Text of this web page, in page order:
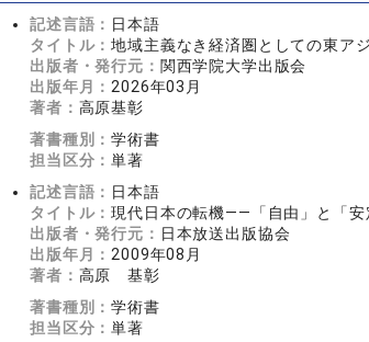
記述言語： 日本語
タイトル：地域主義なき経済圏としての東ア
出版者・発行元： 関西学院大学出版会
出版年月： 2026年03月
著者： 高原基彰
著書種別：学術書
担当区分：単著
記述言語： 日本語
タイトル：現代日本の転機――「自由」と「安
出版者・発行元： 日本放送出版協会
出版年月： 2009年08月
著者： 高原 基彰
著書種別：学術書
担当区分：単著